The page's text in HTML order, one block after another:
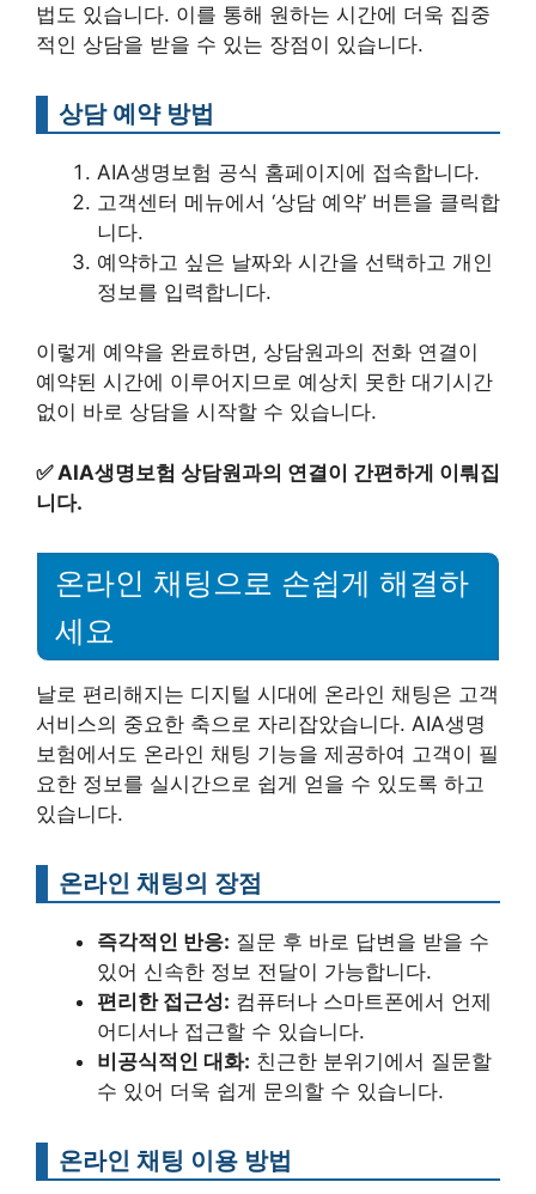
법도 있습니다. 이를 통해 원하는 시간에 더욱 집중
적인 상담을 받을 수 있는 장점이 있습니다.
상담 예약 방법
AIA생명보험 공식 홈페이지에 접속합니다.
고객센터 메뉴에서 ‘상담 예약’ 버튼을 클릭합
니다.
예약하고 싶은 날짜와 시간을 선택하고 개인
정보를 입력합니다.
이렇게 예약을 완료하면, 상담원과의 전화 연결이
예약된 시간에 이루어지므로 예상치 못한 대기시간
없이 바로 상담을 시작할 수 있습니다.
✅ AIA생명보험 상담원과의 연결이 간편하게 이뤄집
니다.
온라인 채팅으로 손쉽게 해결하
세요
날로 편리해지는 디지털 시대에 온라인 채팅은 고객
서비스의 중요한 축으로 자리잡았습니다. AIA생명
보험에서도 온라인 채팅 기능을 제공하여 고객이 필
요한 정보를 실시간으로 쉽게 얻을 수 있도록 하고
있습니다.
온라인 채팅의 장점
즉각적인 반응: 질문 후 바로 답변을 받을 수
있어 신속한 정보 전달이 가능합니다.
편리한 접근성: 컴퓨터나 스마트폰에서 언제
어디서나 접근할 수 있습니다.
비공식적인 대화: 친근한 분위기에서 질문할
수 있어 더욱 쉽게 문의할 수 있습니다.
온라인 채팅 이용 방법